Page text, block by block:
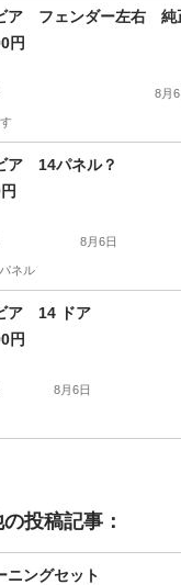
ダッシュボー
ア フェンダー左右 純
円
8月6
パーツ フェンダー
ア 14パネル？
8月6日
ネル
内装、インテリア
ア 14 ドア
円
8月6日
投稿記事：
ニングセット